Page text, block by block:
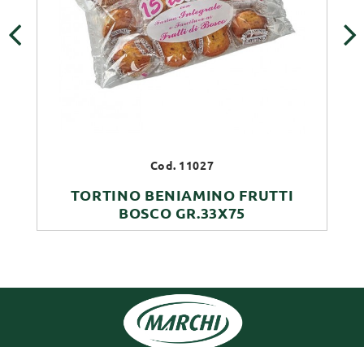
Cod. 11027
TORTINO BENIAMINO FRUTTI
BOSCO GR.33X75